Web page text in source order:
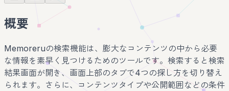
概要
Memoreruの検索機能は、膨大なコンテンツの中から必要
な情報を素早く見つけるためのツールです。検索すると検索
結果画面が開き、画面上部のタブで4つの探し方を切り替え
られます。さらに、コンテンツタイプや公開範囲などの条件